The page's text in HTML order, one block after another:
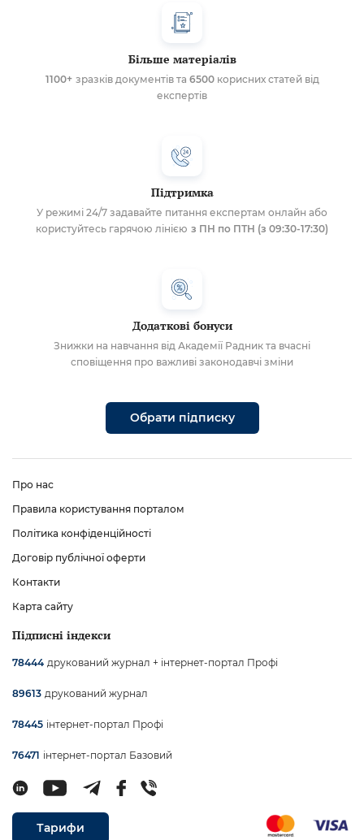
Більше матеріалів
1100+ зразків документів та 6500корисних статей від
експертів
Підтримка
У режимі 24/7 задавайте питання експертам онлайн або
користуйтесь гарячою лінією з ПН по ПТН (з 09:30-17:30)
Додаткові бонуси
Знижки на навчання від Академії Радник та вчасні
сповіщення про важливі законодавчі зміни
Обрати підписку
Про нас
Правила користування порталом
Політика конфіденційності
Договір публічної оферти
Контакти
Карта сайту
Підписні індекси
78444 друкований журнал + інтернет-портал Профі
89613 друкований журнал
78445 інтернет-портал Профі
76471 інтернет-портал Базовий
Тарифи